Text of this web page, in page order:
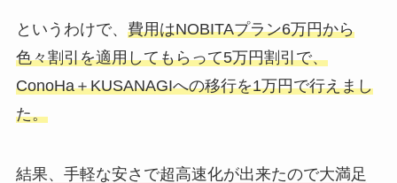
というわけで、 費用はNOBITAプラン6万円から
色々割引を適用してもらって5万円割引で、
ConoHa＋KUSANAGIへの移行を1万円で行えまし
た。
結果、手軽な安さで超高速化が出来たので大満足